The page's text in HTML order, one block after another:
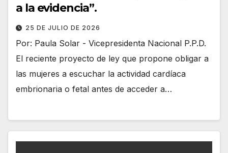
a la evidencia”.
25 DE JULIO DE 2026
Por: Paula Solar - Vicepresidenta Nacional P.P.D.
El reciente proyecto de ley que propone obligar a
las mujeres a escuchar la actividad cardíaca
embrionaria o fetal antes de acceder a…